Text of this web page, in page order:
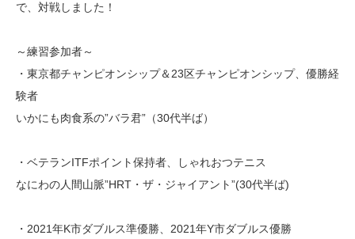
で、対戦しました！
～練習参加者～
・東京都チャンピオンシップ＆23区チャンピオンシップ、優勝経
験者
いかにも肉食系の”バラ君”（30代半ば）
・ベテランITFポイント保持者、しゃれおつテニス
なにわの人間山脈”HRT・ザ・ジャイアント”(30代半ば)
・2021年K市ダブルス準優勝、2021年Y市ダブルス優勝